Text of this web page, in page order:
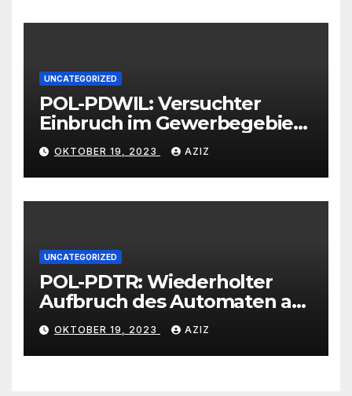
UNCATEGORIZED
POL-PDWIL: Versuchter
Einbruch im Gewerbegebiet
Wittlich
OKTOBER 19, 2023 AZIZ
UNCATEGORIZED
POL-PDTR: Wiederholter
Aufbruch des Automaten am
Wohnmobilstellplatz in
Hermeskeil am Labachweg
OKTOBER 19, 2023 AZIZ